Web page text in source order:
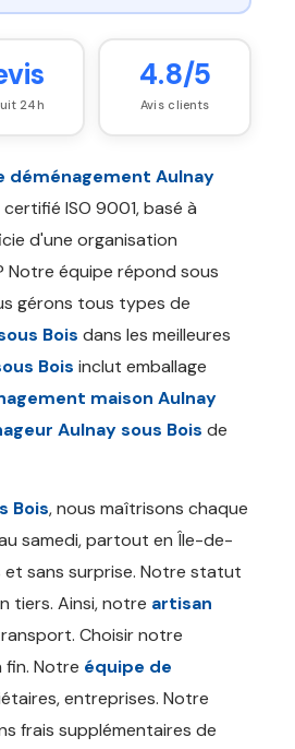
24h
4.8/5
Avis clients
déménagement Aulnay
certifié ISO 9001, basé à
d'une organisation
Notre équipe répond sous
gérons tous types de
Bois dans les meilleures
Bois inclut emballage
maison Aulnay
Aulnay sous Bois de
Bois, nous maîtrisons chaque
samedi, partout en Île-de-
sans surprise. Notre statut
tiers. Ainsi, notre artisan
Choisir notre
Notre équipe de
entreprises. Notre
frais supplémentaires de